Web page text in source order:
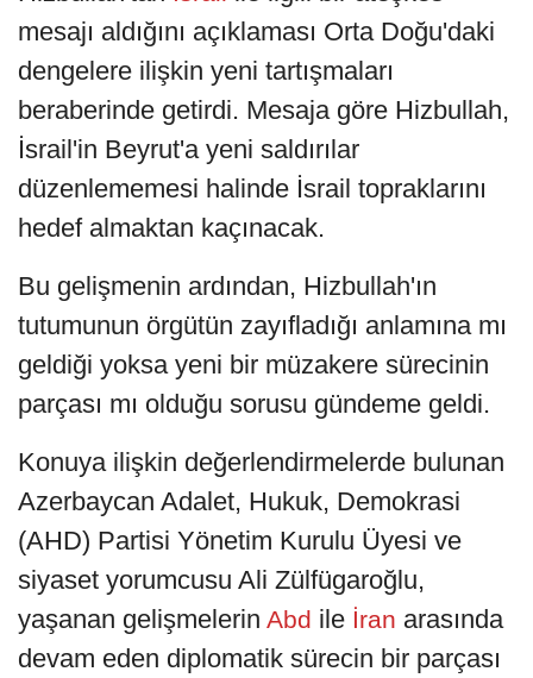
mesajı aldığını açıklaması Orta Doğu'daki
dengelere ilişkin yeni tartışmaları
beraberinde getirdi. Mesaja göre Hizbullah,
İsrail'in Beyrut'a yeni saldırılar
düzenlememesi halinde İsrail topraklarını
hedef almaktan kaçınacak.
Bu gelişmenin ardından, Hizbullah'ın
tutumunun örgütün zayıfladığı anlamına mı
geldiği yoksa yeni bir müzakere sürecinin
parçası mı olduğu sorusu gündeme geldi.
Konuya ilişkin değerlendirmelerde bulunan
Azerbaycan Adalet, Hukuk, Demokrasi
(AHD) Partisi Yönetim Kurulu Üyesi ve
siyaset yorumcusu Ali Zülfügaroğlu,
yaşanan gelişmelerin Abd ile İran arasında
devam eden diplomatik sürecin bir parçası